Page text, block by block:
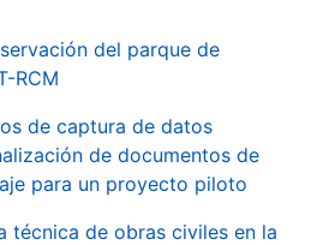
del parque de
RCM
de captura de datos
de documentos de
para un proyecto piloto
técnica de obras civiles en la